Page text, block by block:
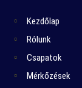
Kezdőlap
Rólunk
Csapatok
Mérkőzések